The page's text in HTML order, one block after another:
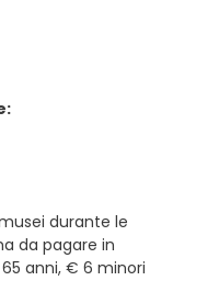
durante le
da pagare in
anni, € 6 minori